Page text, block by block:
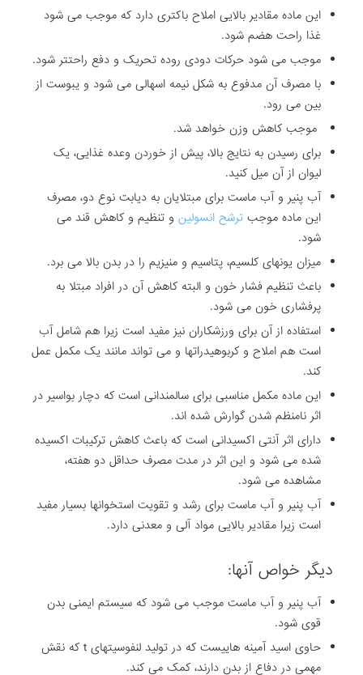
این ماده مقادیر بالایی املاح باکتری دارد که موجب می شود
غذا راحت هضم شود.
موجب می شود حرکات دودی روده تحریک و دفع راحتتر شود.
با مصرف آن مدفوع به شکل نیمه اسهالی می شود و یبوست از
بین می رود.
موجب کاهش وزن خواهد شد.
برای رسیدن به نتایج بالا، پیش از خوردن وعده غذایی، یک
لیوان از آن میل کنید.
آب پنیر و آب ماست برای مبتلایان به دیابت نوع دو، مصرف
این ماده موجبترشح انسولین و تنظیم و کاهش قند می
شود.
میزان یونهای کلسیم، پتاسیم و منیزیم را در بدن بالا می برد.
باعث تنظیم فشار خون و البته کاهش آن در افراد مبتلا به
پرفشاری خون می شود.
استفاده از آن برای ورزشکاران نیز مفید است زیرا هم شامل آب
است هم املاح و کربوهیدراتها و می تواند مانند یک مکمل عمل
کند.
این ماده مکمل مناسبی برای سالمندانی است که دچار بواسیر در
اثر نامنظم شدن گوارش شده اند.
دارای اثر آنتی اکسیدانی است که باعث کاهش ترکیبات اکسیده
شده می شود و این اثر در مدت مصرف حداقل دو هفته،
مشاهده می شود.
آب پنیر و آب ماست برای رشد و تقویت استخوانها بسیار مفید
است زیرا مقادیر بالایی مواد آلی و معدنی دارد.
دیگر خواص آنها:
آب پنیر و آب ماست موجب می شود که سیستم ایمنی بدن
قوی شود.
حاوی اسید آمینه هاییست که در تولید لنفوسیتهای t که نقش
مهمی در دفاع از بدن دارند، کمک می کند.